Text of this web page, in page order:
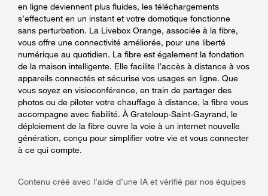
en ligne deviennent plus fluides, les téléchargements
s’effectuent en un instant et votre domotique fonctionne
sans perturbation. La Livebox Orange, associée à la fibre,
vous offre une connectivité améliorée, pour une liberté
numérique au quotidien. La fibre est également la fondation
de la maison intelligente. Elle facilite l’accès à distance à vos
appareils connectés et sécurise vos usages en ligne. Que
vous soyez en visioconférence, en train de partager des
photos ou de piloter votre chauffage à distance, la fibre vous
accompagne avec fiabilité. À Grateloup-Saint-Gayrand, le
déploiement de la fibre ouvre la voie à un internet nouvelle
génération, conçu pour simplifier votre vie et vous connecter
à ce qui compte.
Contenu créé avec l’aide d’une IA et vérifié par nos équipes